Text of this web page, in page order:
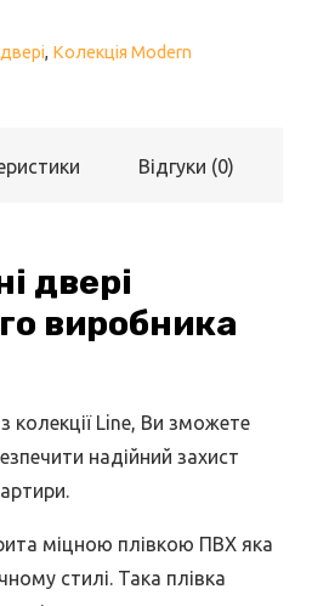
, Колекція Modern
Відгуки (0)
двері
виробника
колекції Line, Ви зможете
надійний захист
міцною плівкою ПВХ яка
стилі. Така плівка